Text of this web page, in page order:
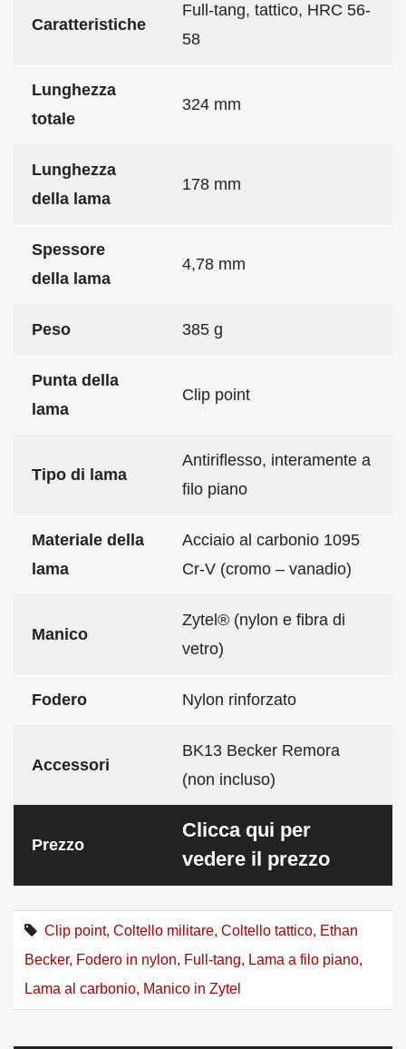
Caratteristiche
Full-tang, tattico, HRC 56-
58
Lunghezza
totale
324 mm
Lunghezza
della lama
178 mm
Spessore
della lama
4,78 mm
Peso 385 g
Punta della
lama
Clip point
Tipo di lama
Antiriflesso, interamente a
filo piano
Materiale della
lama
Acciaio al carbonio 1095
Cr-V (cromo – vanadio)
Manico
Zytel® (nylon e fibra di
vetro)
Fodero Nylon rinforzato
Accessori
BK13 Becker Remora
(non incluso)
Prezzo
Clicca qui per
vedere il prezzo
Clip point, Coltello militare, Coltello tattico, Ethan
Becker, Fodero in nylon, Full-tang, Lama a filo piano,
Lama al carbonio, Manico in Zytel